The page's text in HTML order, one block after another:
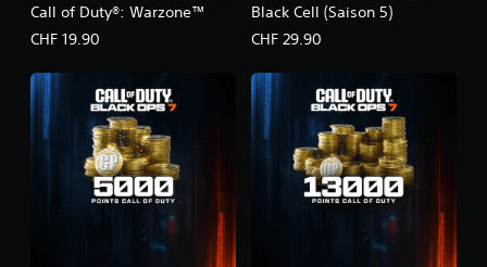
Call of Duty®: Warzone™
CHF 19.90
Black Cell (Saison 5)
CHF 29.90